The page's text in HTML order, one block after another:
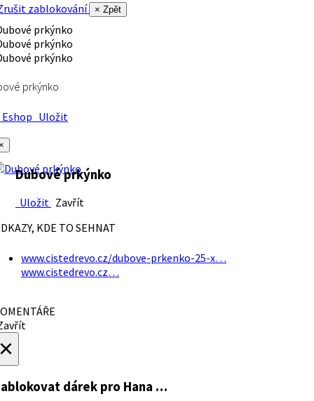
zablokování
× Zpět
prkýnko
Uložit
Dubové prkýnko
Uložit Zavřít
KDE TO SEHNAT
www.cistedrevo.cz/dubove-prkenko-25-x…
www.cistedrevo.cz…
dárek pro Hana …